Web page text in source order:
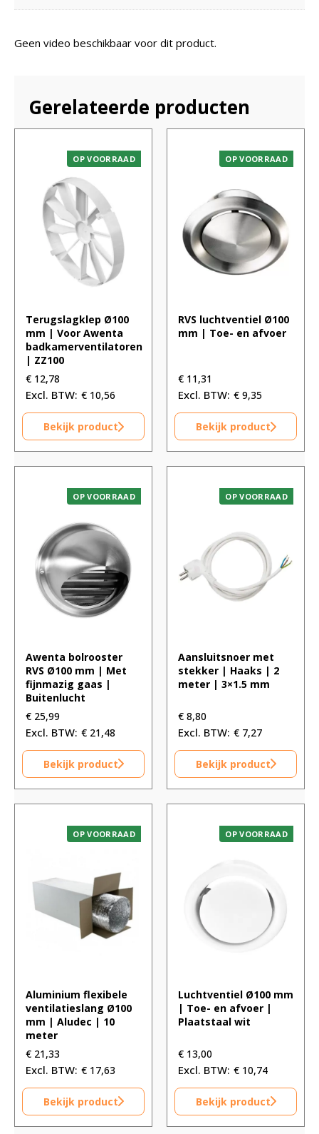
Geen video beschikbaar voor dit product.
Gerelateerde producten
OP VOORRAAD
Terugslagklep Ø100
mm | Voor Awenta
badkamerventilatoren
| ZZ100
€ 12,78
€ 10,56
Bekijk product
OP VOORRAAD
RVS luchtventiel Ø100
mm | Toe- en afvoer
€ 11,31
€ 9,35
Bekijk product
OP VOORRAAD
Awenta bolrooster
RVS Ø100 mm | Met
fijnmazig gaas |
Buitenlucht
€ 25,99
€ 21,48
Bekijk product
OP VOORRAAD
Aansluitsnoer met
stekker | Haaks | 2
meter | 3×1.5 mm
€ 8,80
€ 7,27
Bekijk product
OP VOORRAAD
Aluminium flexibele
ventilatieslang Ø100
mm | Aludec | 10
meter
€ 21,33
€ 17,63
Bekijk product
OP VOORRAAD
Luchtventiel Ø100 mm
| Toe- en afvoer |
Plaatstaal wit
€ 13,00
€ 10,74
Bekijk product